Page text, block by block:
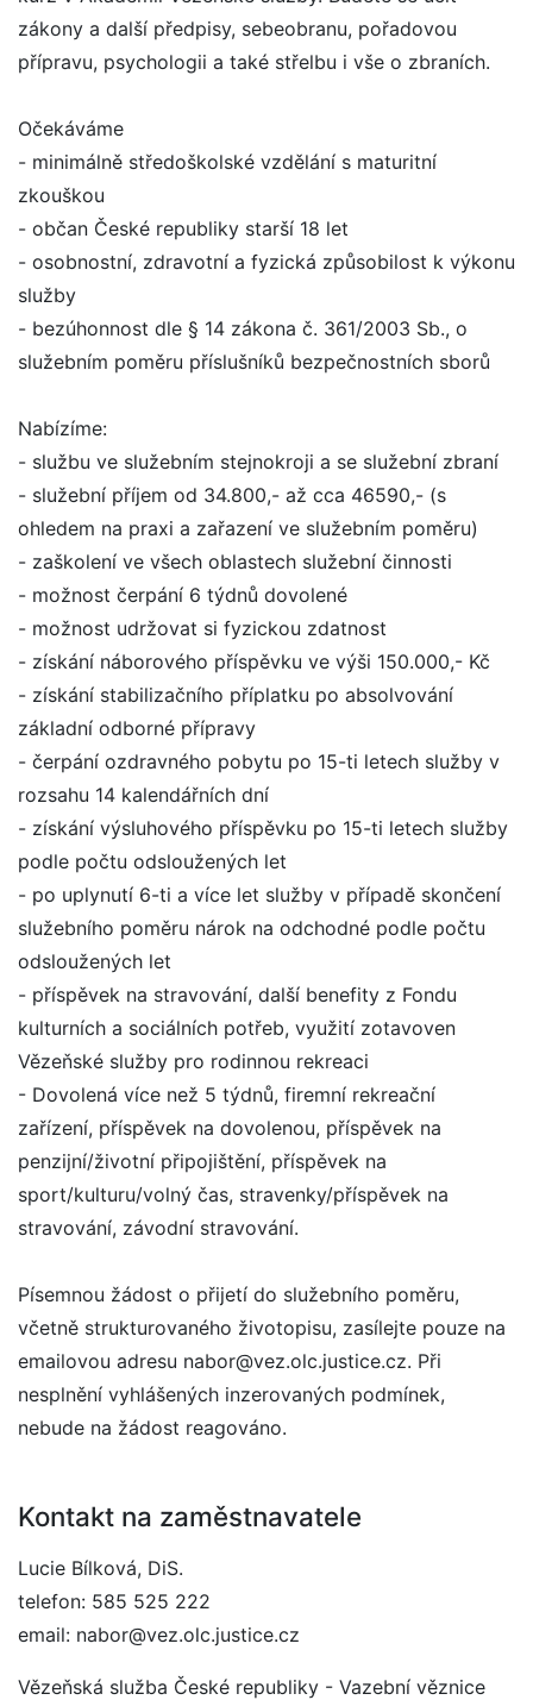
zákony a další předpisy, sebeobranu, pořadovou
přípravu, psychologii a také střelbu i vše o zbraních.
Očekáváme
- minimálně středoškolské vzdělání s maturitní
zkouškou
- občan České republiky starší 18 let
- osobnostní, zdravotní a fyzická způsobilost k výkonu
služby
- bezúhonnost dle § 14 zákona č. 361/2003 Sb., o
služebním poměru příslušníků bezpečnostních sborů
Nabízíme:
- službu ve služebním stejnokroji a se služební zbraní
- služební příjem od 34.800,- až cca 46590,- (s
ohledem na praxi a zařazení ve služebním poměru)
- zaškolení ve všech oblastech služební činnosti
- možnost čerpání 6 týdnů dovolené
- možnost udržovat si fyzickou zdatnost
- získání náborového příspěvku ve výši 150.000,- Kč
- získání stabilizačního příplatku po absolvování
základní odborné přípravy
- čerpání ozdravného pobytu po 15-ti letech služby v
rozsahu 14 kalendářních dní
- získání výsluhového příspěvku po 15-ti letech služby
podle počtu odsloužených let
- po uplynutí 6-ti a více let služby v případě skončení
služebního poměru nárok na odchodné podle počtu
odsloužených let
- příspěvek na stravování, další benefity z Fondu
kulturních a sociálních potřeb, využití zotavoven
Vězeňské služby pro rodinnou rekreaci
- Dovolená více než 5 týdnů, firemní rekreační
zařízení, příspěvek na dovolenou, příspěvek na
penzijní/životní připojištění, příspěvek na
sport/kulturu/volný čas, stravenky/příspěvek na
stravování, závodní stravování.
Písemnou žádost o přijetí do služebního poměru,
včetně strukturovaného životopisu, zasílejte pouze na
emailovou adresu nabor@vez.olc.justice.cz. Při
nesplnění vyhlášených inzerovaných podmínek,
nebude na žádost reagováno.
Kontakt na zaměstnavatele
Lucie Bílková, DiS.
telefon: 585 525 222
email: nabor@vez.olc.justice.cz
Vězeňská služba České republiky - Vazební věznice